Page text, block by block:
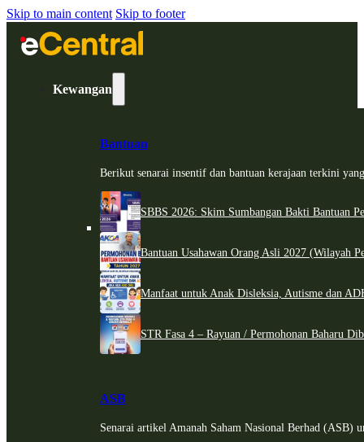
Skip to main content Skip to footer
Kewangan
Bantuan
Berikut senarai insentif dan bantuan kerajaan terkini
SBBS 2026: Skim Sumbangan Bakti Bantuan
Bantuan Usahawan Orang Asli 2027 (Wilayah
Manfaat untuk Anak Disleksia, Autisme dan
STR Fasa 4 – Rayuan / Permohonan Baharu
ASB
Senarai artikel Amanah Saham Nasional Berhad (ASB)